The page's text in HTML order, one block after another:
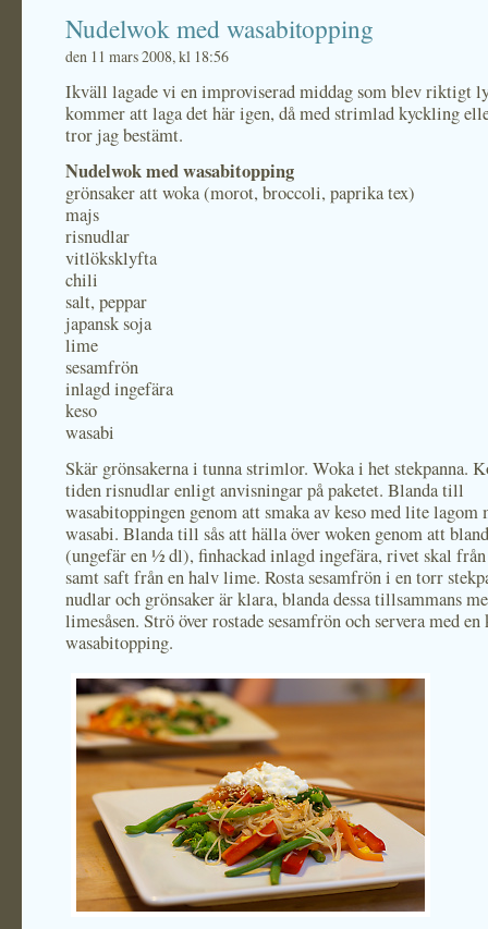
Nudelwok med wasabitopping
den 11 mars 2008, kl 18:56
Ikväll lagade vi en improviserad middag som blev riktigt
kommer att laga det här igen, då med strimlad kyckling
tror jag bestämt.
Nudelwok med wasabitopping
grönsaker att woka (morot, broccoli, paprika tex)
majs
risnudlar
vitlöksklyfta
chili
salt, peppar
japansk soja
lime
sesamfrön
inlagd ingefära
keso
wasabi
Skär grönsakerna i tunna strimlor. Woka i het stekpanna.
tiden risnudlar enligt anvisningar på paketet. Blanda till
wasabitoppingen genom att smaka av keso med lite lagom
wasabi. Blanda till sås att hälla över woken genom att
(ungefär en ½ dl), finhackad inlagd ingefära, rivet skal
samt saft från en halv lime. Rosta sesamfrön i en torr
nudlar och grönsaker är klara, blanda dessa tillsammans
limesåsen. Strö över rostade sesamfrön och servera med
wasabitopping.